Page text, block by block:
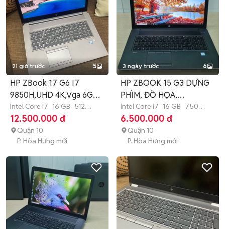
21 giờ trước 5
HP ZBook 17 G6 I7
9850H,UHD 4K,Vga 6G
Nvidia đẹp
Intel Core i7 16 GB 512
GB SSD
12.500.000 đ
Quận 10
P. Hòa Hưng mới
3 ngày trước 6
HP ZBOOK 15 G3 DỰNG
PHÌM, ĐỒ HỌA,
YOUTUBER, GAMER
Intel Core i7 16 GB 750
GB SSD
6.500.000 đ
Quận 10
P. Hòa Hưng mới